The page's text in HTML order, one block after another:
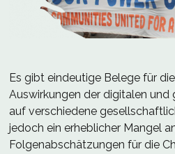
Es gibt eindeutige Belege für
Auswirkungen der digitalen und
auf verschiedene
jedoch ein erheblicher Mangel
Folgenabschätzungen für die